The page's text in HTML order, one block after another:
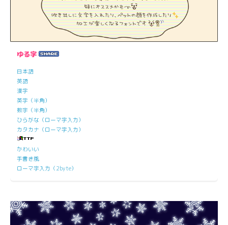
ゆる字
日本語
英語
漢字
英字（半角）
数字（半角）
ひらがな（ローマ字入力）
カタカナ（ローマ字入力）
かわいい
手書き風
ローマ字入力（2byte）